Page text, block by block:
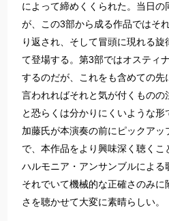
によって締めくくられた。当日
が、この3部から成る作品ではそ
り返され、そして冒頭に現れる
て登場する。第3部ではオスティ
するのだが、これをも含めての先
言われればそれと気が付くものの
と恐らくは分かりにくいような
加藤氏が本演奏の前にピックア
で、本作品をより興味深く聴くこ
ハルモニア・アンサンブルによる
それでいて機械的な正確さのみ
さを聴かせて大変に素晴らしい。